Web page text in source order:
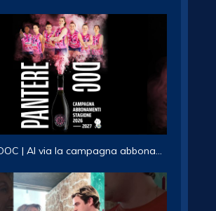
PANTERE DOC | Al via la campagna abbonamenti 2026/27